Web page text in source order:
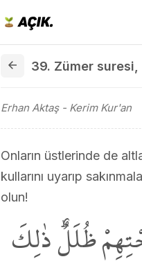
39. Zümer suresi
Erhan Aktaş- Kerim Kur'an
Onların üstlerinde de
kullarını uyarıp
olun!
ظُلَلٌۜ ذٰلِكَ